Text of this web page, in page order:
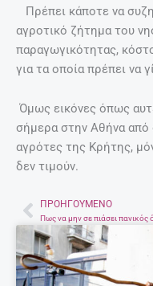
Πρέπει κάποτε να
αγροτικό ζήτημα του
παραγωγικότητας,
για τα οποία πρέπει να
Όμως εικόνες όπως
σήμερα στην Αθήνα
αγρότες της Κρήτης,
δεν τιμούν.
Prev
ΠΡΟΗΓΟΎΜΕΝΟ